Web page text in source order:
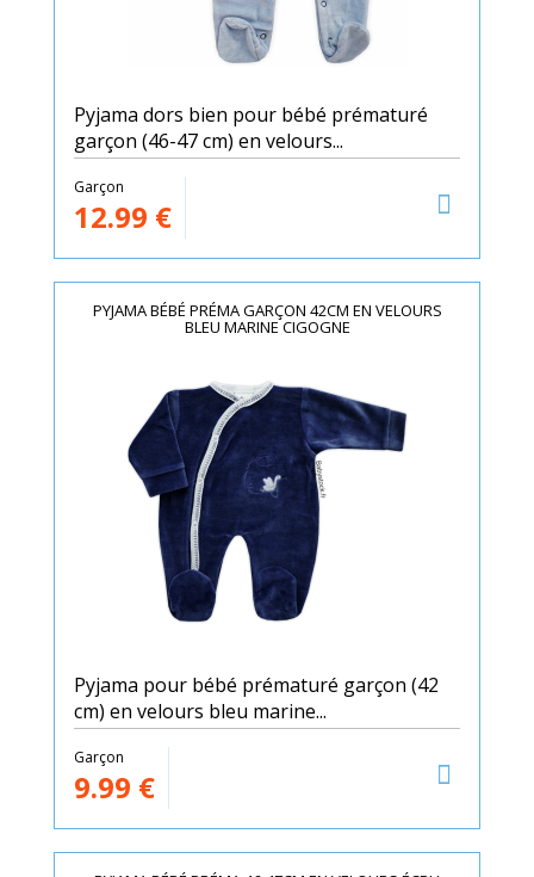
Pyjama dors bien pour bébé prématuré
garçon (46-47 cm) en velours...
Garçon
12.99 €
PYJAMA BÉBÉ PRÉMA GARÇON 42CM EN VELOURS
BLEU MARINE CIGOGNE
Pyjama pour bébé prématuré garçon (42
cm) en velours bleu marine...
Garçon
9.99 €